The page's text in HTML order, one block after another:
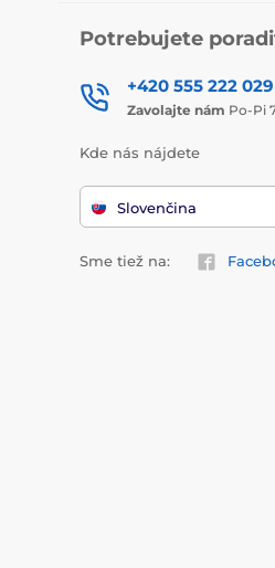
Potrebujete
+420 555 222 029
Zavolajte nám Po-Pi
Kde nás nájdete
Slovenčina
Sme tiež na: